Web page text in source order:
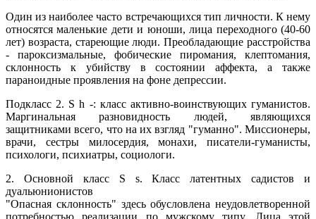
Один из наиболее часто встречающихся тип личности. К нему
относятся маленькие дети и юноши, лица переходного (40-60
лет) возраста, стареющие люди. Преобладающие расстройства
- пароксизмальные, фобические пиромания, клептомания,
склонность к убийству в состоянии аффекта, а также
параноидные проявления на фоне депрессии.
Подкласс 2. S h -: класс активно-воинствующих гуманистов.
Маргинальная разновидность людей, являющихся
защитниками всего, что на их взгляд "гуманно". Миссионеры,
врачи, сестры милосердия, монахи, писатели-гуманисты,
психологи, психиатры, социологи.
2. Основной класс S s. Класс латентных садистов и
дуальюнионистов
"Опасная склонность" здесь обусловлена неудовлетворенной